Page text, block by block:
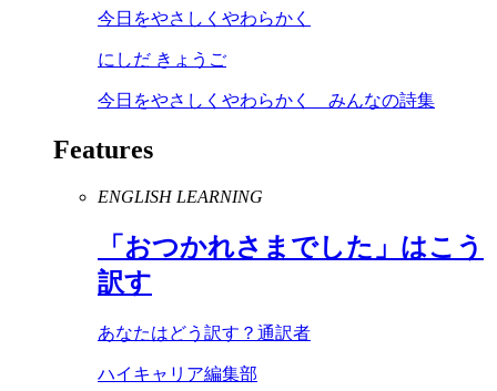
今日をやさしくやわらかく
にしだ きょうご
今日をやさしくやわらかく みんなの詩集
Features
ENGLISH LEARNING
「おつかれさまでした」はこう
訳す
あなたはどう訳す？通訳者
ハイキャリア編集部